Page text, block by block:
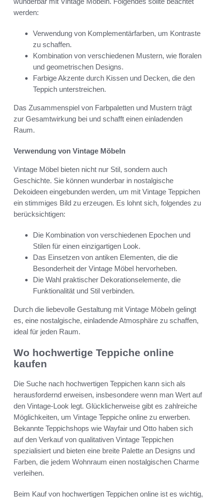
werden:
Verwendung von Komplementärfarben, um Kontraste
zu schaffen.
Kombination von verschiedenen Mustern, wie floralen
und geometrischen Designs.
Farbige Akzente durch Kissen und Decken, die den
Teppich unterstreichen.
Das Zusammenspiel von Farbpaletten und Mustern trägt
zur Gesamtwirkung bei und schafft einen einladenden
Raum.
Verwendung von Vintage Möbeln
Vintage Möbel bieten nicht nur Stil, sondern auch
Geschichte. Sie können wunderbar in nostalgische
Dekoideen eingebunden werden, um mit Vintage Teppichen
ein stimmiges Bild zu erzeugen. Es lohnt sich, folgendes zu
berücksichtigen:
Die Kombination von verschiedenen Epochen und
Stilen für einen einzigartigen Look.
Das Einsetzen von antiken Elementen, die die
Besonderheit der Vintage Möbel hervorheben.
Die Wahl praktischer Dekorationselemente, die
Funktionalität und Stil verbinden.
Durch die liebevolle Gestaltung mit Vintage Möbeln gelingt
es, eine nostalgische, einladende Atmosphäre zu schaffen,
ideal für jeden Raum.
Wo hochwertige Teppiche online
kaufen
Die Suche nach hochwertigen Teppichen kann sich als
herausfordernd erweisen, insbesondere wenn man Wert auf
den Vintage-Look legt. Glücklicherweise gibt es zahlreiche
Möglichkeiten, um Vintage Teppiche online zu erwerben.
Bekannte Teppichshops wie Wayfair und Otto haben sich
auf den Verkauf von qualitativen Vintage Teppichen
spezialisiert und bieten eine breite Palette an Designs und
Farben, die jedem Wohnraum einen nostalgischen Charme
verleihen.
Beim Kauf von hochwertigen Teppichen online ist es wichtig,